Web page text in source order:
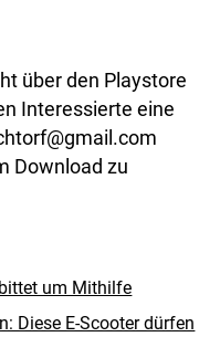
über den Playstore
Interessierte eine
Download zu
um Mithilfe
Diese E-Scooter dürfen